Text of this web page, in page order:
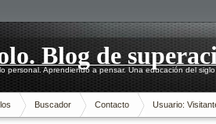
Blog de
personal. Aprendiendo a pensar. Una educación del
Buscador Contacto Usuario: